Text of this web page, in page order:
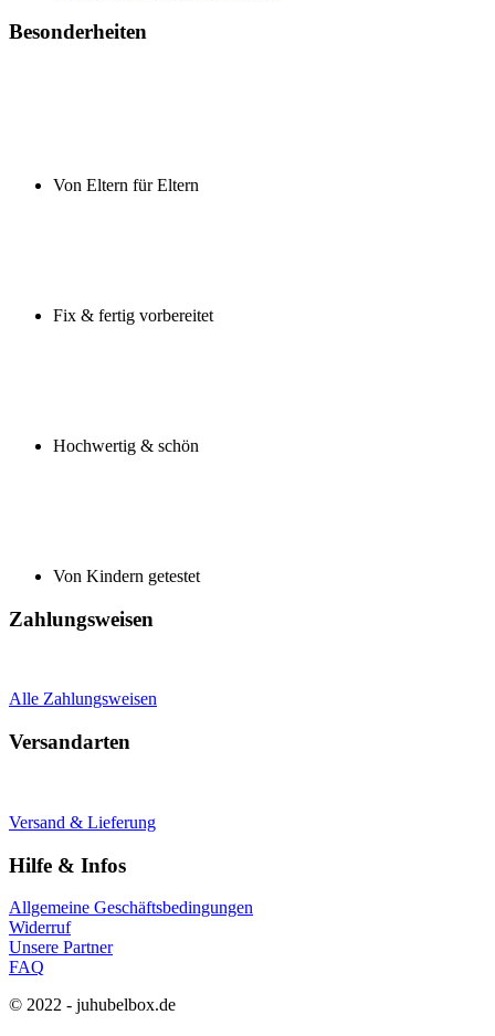
Besonderheiten
Von Eltern für Eltern
Fix & fertig vorbereitet
Hochwertig & schön
Von Kindern getestet
Zahlungsweisen
Alle Zahlungsweisen
Versandarten
Versand & Lieferung
Hilfe & Infos
Allgemeine Geschäftsbedingungen
Widerruf
Unsere Partner
FAQ
© 2022 - juhubelbox.de